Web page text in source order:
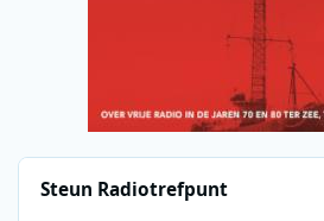
Steun Radiotrefpunt